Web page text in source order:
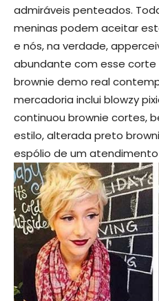
admiráveis penteados.
meninas podem aceitar
e nós, na verdade,
abundante com esse corte
brownie demo real
mercadoria inclui blowzy
continuou brownie cortes,
estilo, alterada preto
espólio de um